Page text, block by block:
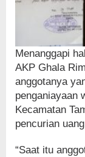
Menanggapi
AKP Ghala
anggotanya
penganiayaan
Kecamatan
pencurian
“Saat itu